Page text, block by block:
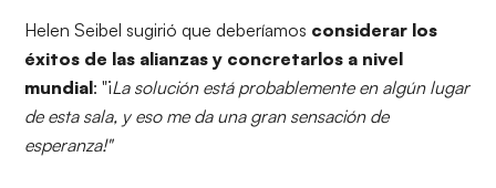
Helen Seibel sugirió que deberíamos considerar los
éxitos de las alianzas y concretarlos a nivel
mundial: "¡La solución está probablemente en algún lugar
de esta sala, y eso me da una gran sensación de
esperanza!"